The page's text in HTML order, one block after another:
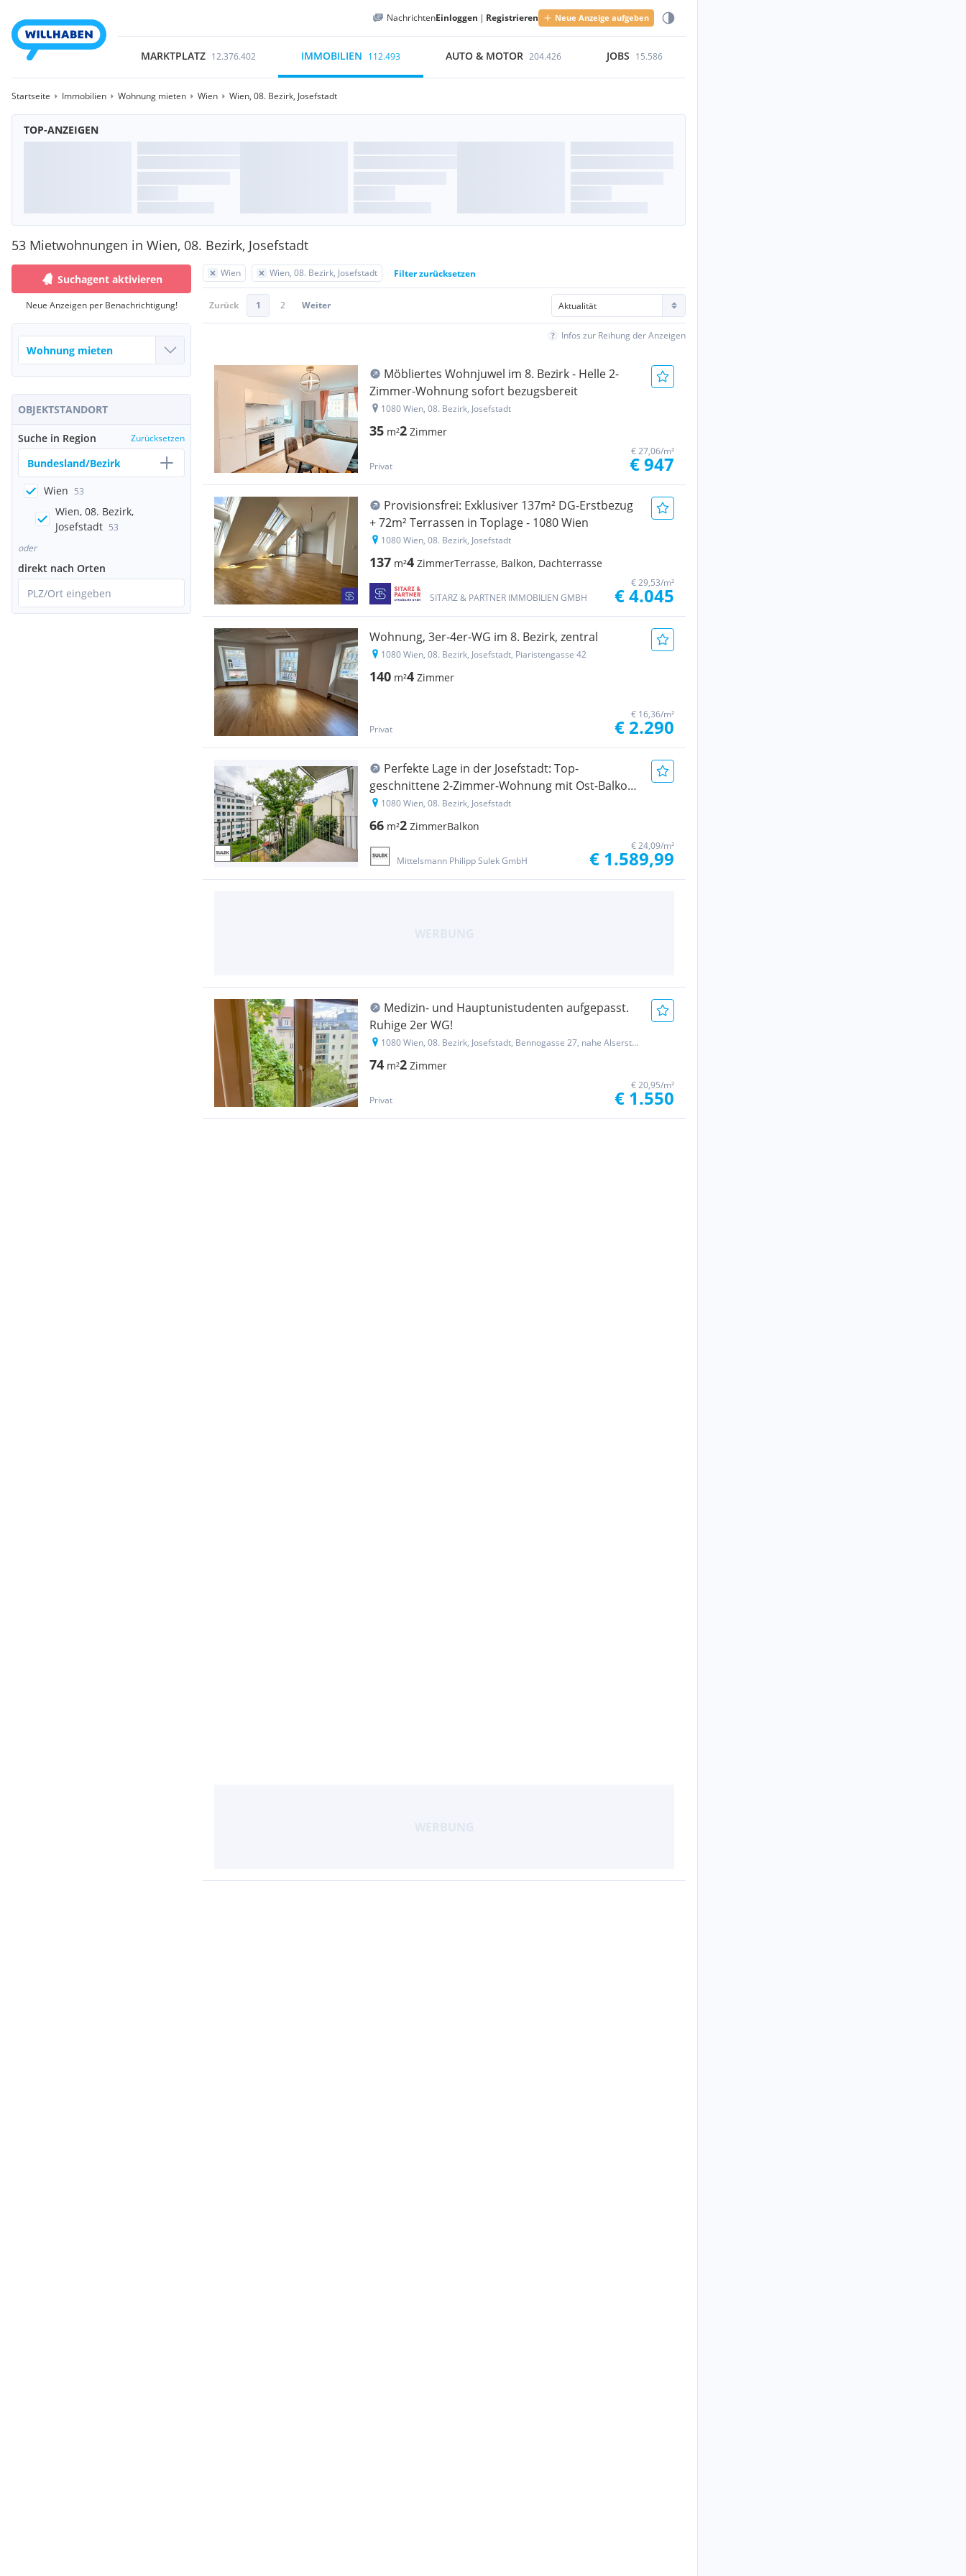
NachrichtenEinloggen | Registrieren Neue Anzeige aufgeben
MARKTPLATZ 12.376.402 IMMOBILIEN 112.493 AUTO & MOTOR 204.426 JOBS 15.586
Startseite Immobilien Wohnung mieten Wien Wien, 08. Bezirk, Josefstadt
TOP-ANZEIGEN
53 Mietwohnungen in Wien, 08. Bezirk, Josefstadt
Suchagent aktivieren
Neue Anzeigen per Benachrichtigung!
OBJEKTSTANDORT
Suche in Region Zurücksetzen
Bundesland/Bezirk
Wien 53
Wien, 08. Bezirk,
Josefstadt 53
oder
direkt nach Orten
PLZ/Ort eingeben
Wien Wien, 08. Bezirk, Josefstadt Filter zurücksetzen
Zurück 1 2 Weiter
Infos zur Reihung der Anzeigen
Möbliertes Wohnjuwel im 8. Bezirk - Helle 2-
Zimmer-Wohnung sofort bezugsbereit
1080 Wien, 08. Bezirk, Josefstadt
35 m²2 Zimmer
Privat
€ 27,06/m²
€ 947
Provisionsfrei: Exklusiver 137m² DG-Erstbezug
+ 72m² Terrassen in Toplage - 1080 Wien
1080 Wien, 08. Bezirk, Josefstadt
137 m²4 ZimmerTerrasse, Balkon, Dachterrasse
SITARZ & PARTNER IMMOBILIEN GMBH
€ 29,53/m²
€ 4.045
Wohnung, 3er-4er-WG im 8. Bezirk, zentral
1080 Wien, 08. Bezirk, Josefstadt, Piaristengasse 42
140 m²4 Zimmer
Privat
€ 16,36/m²
€ 2.290
Perfekte Lage in der Josefstadt: Top-
geschnittene 2-Zimmer-Wohnung mit Ost-Balkon
ab 1.9.
1080 Wien, 08. Bezirk, Josefstadt
66 m²2 ZimmerBalkon
Mittelsmann Philipp Sulek GmbH
€ 24,09/m²
€ 1.589,99
Medizin- und Hauptunistudenten aufgepasst.
Ruhige 2er WG!
1080 Wien, 08. Bezirk, Josefstadt, Bennogasse 27, nahe Alserstrasse
74 m²2 Zimmer
Privat
€ 20,95/m²
€ 1.550